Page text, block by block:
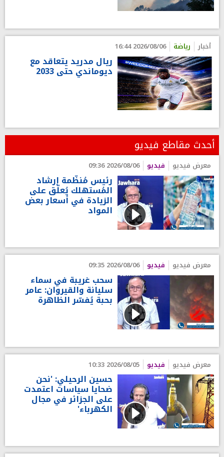
أخبار رياضة 2026/08/06 16:44
ريال مدريد يتعاقد مع
ديوماندي حتى 2033
أحدث مقاطع فيديو
معرض فيديو فيديو 2026/08/06 09:36
رئيس مُنظّمة إرشاد
المُستهلك يُعلّق على
الزيادة في أسعار بعض
المواد
معرض فيديو فيديو 2026/08/06 09:35
سحب غريبة في سماء
سليانة والقيروان: عامر
بحبة يُفسّر الظاهرة
معرض فيديو فيديو 2026/08/05 10:33
حسين الرحيلي: 'نحن
ضحايا سياسات اعتمدت
على الجزائر في مجال
الكهرباء'